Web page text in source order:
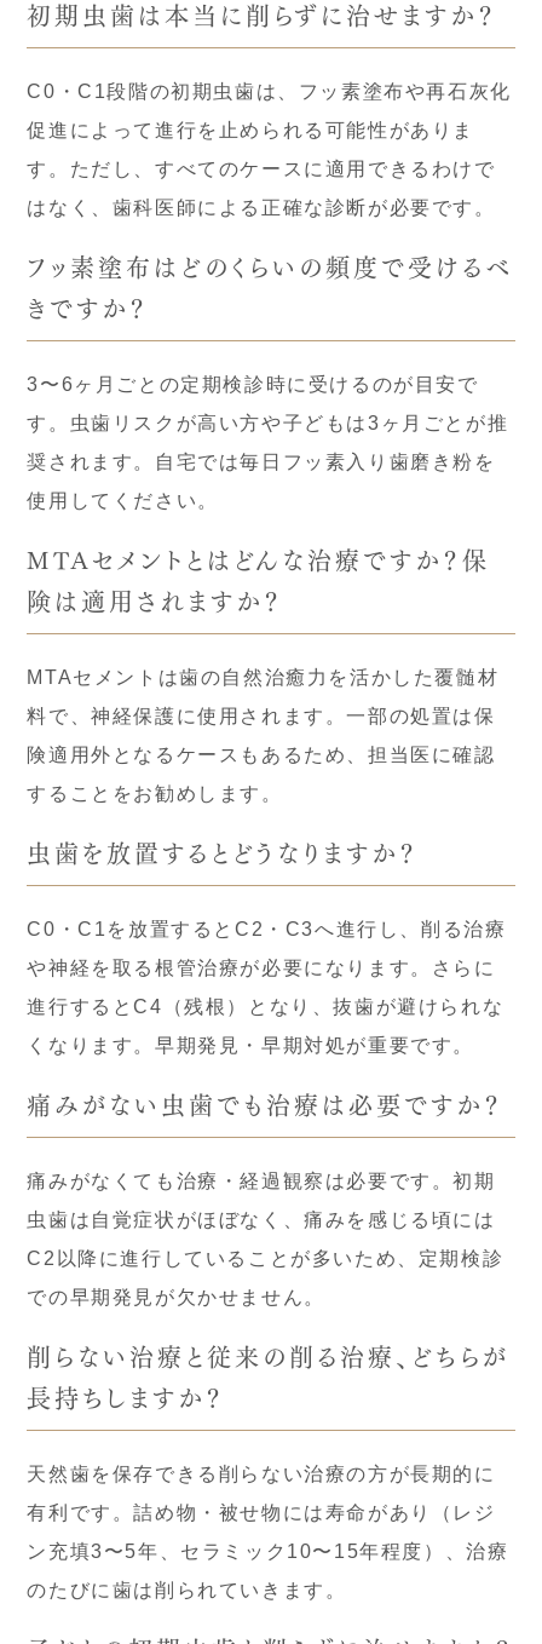
初期虫歯は本当に削らずに治せますか？
C0・C1段階の初期虫歯は、フッ素塗布や再石灰化
促進によって進行を止められる可能性がありま
す。ただし、すべてのケースに適用できるわけで
はなく、歯科医師による正確な診断が必要です。
フッ素塗布はどのくらいの頻度で受けるべ
きですか？
3〜6ヶ月ごとの定期検診時に受けるのが目安で
す。虫歯リスクが高い方や子どもは3ヶ月ごとが推
奨されます。自宅では毎日フッ素入り歯磨き粉を
使用してください。
MTAセメントとはどんな治療ですか？保
険は適用されますか？
MTAセメントは歯の自然治癒力を活かした覆髄材
料で、神経保護に使用されます。一部の処置は保
険適用外となるケースもあるため、担当医に確認
することをお勧めします。
虫歯を放置するとどうなりますか？
C0・C1を放置するとC2・C3へ進行し、削る治療
や神経を取る根管治療が必要になります。さらに
進行するとC4（残根）となり、抜歯が避けられな
くなります。早期発見・早期対処が重要です。
痛みがない虫歯でも治療は必要ですか？
痛みがなくても治療・経過観察は必要です。初期
虫歯は自覚症状がほぼなく、痛みを感じる頃には
C2以降に進行していることが多いため、定期検診
での早期発見が欠かせません。
削らない治療と従来の削る治療、どちらが
長持ちしますか？
天然歯を保存できる削らない治療の方が長期的に
有利です。詰め物・被せ物には寿命があり（レジ
ン充填3〜5年、セラミック10〜15年程度）、治療
のたびに歯は削られていきます。